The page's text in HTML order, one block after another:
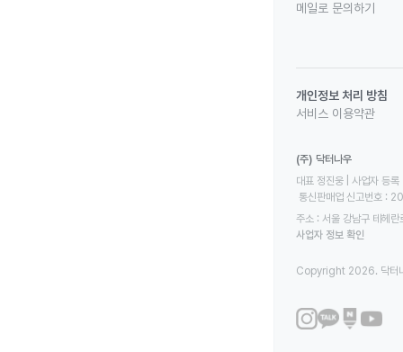
메일로 문의하기
개인정보 처리 방침
서비스 이용약관
(주) 닥터나우
대표 정진웅 | 사업자
통신판매업 신고번호
주소 : 서울 강남구 테헤
사업자 정보 확인
Copyright 2026. 닥터